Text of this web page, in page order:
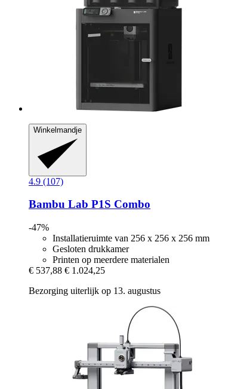
Winkelmandje
4.9 (107)
Bambu Lab P1S Combo
-47%
Installatieruimte van 256 x 256 x 256 mm
Gesloten drukkamer
Printen op meerdere materialen
€ 537,88 € 1.024,25
Bezorging uiterlijk op 13. augustus